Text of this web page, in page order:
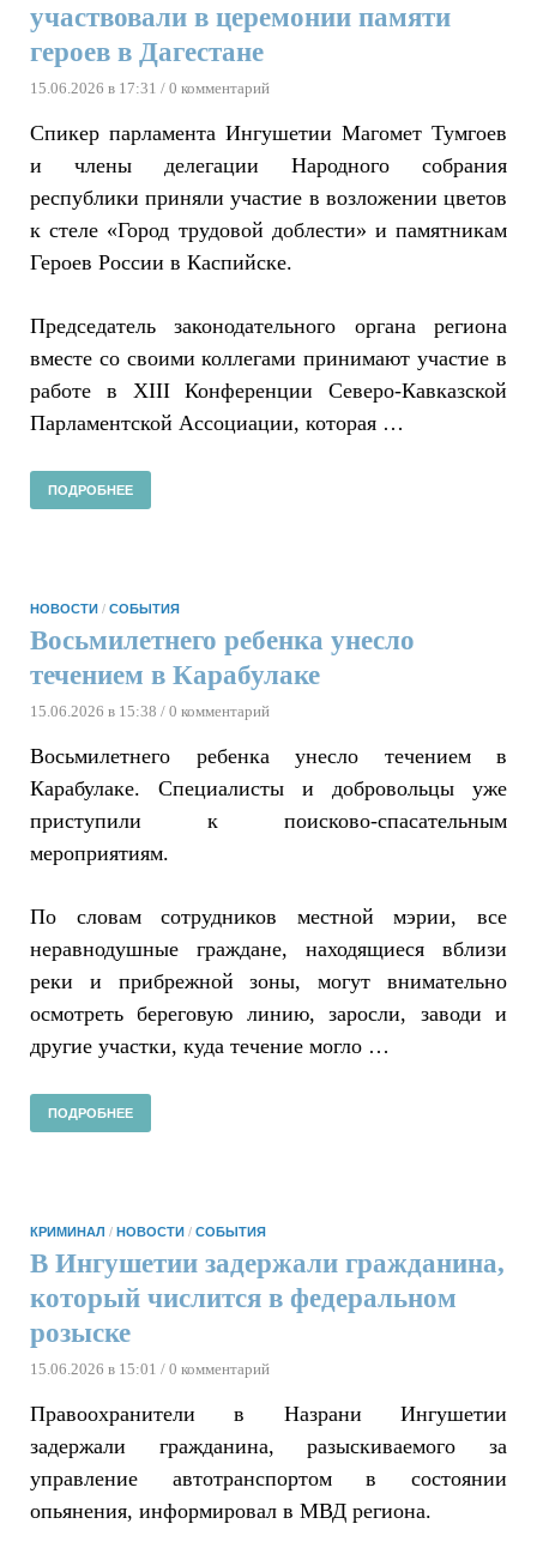
участвовали в церемонии памяти
героев в Дагестане
15.06.2026 в 17:31 / 0 комментарий
Спикер парламента Ингушетии Магомет Тумгоев
и члены делегации Народного собрания
республики приняли участие в возложении цветов
к стеле «Город трудовой доблести» и памятникам
Героев России в Каспийске.
Председатель законодательного органа региона
вместе со своими коллегами принимают участие в
работе в XIII Конференции Северо-Кавказской
Парламентской Ассоциации, которая …
ПОДРОБНЕЕ
НОВОСТИ / СОБЫТИЯ
Восьмилетнего ребенка унесло
течением в Карабулаке
15.06.2026 в 15:38 / 0 комментарий
Восьмилетнего ребенка унесло течением в
Карабулаке. Специалисты и добровольцы уже
приступили к поисково-спасательным
мероприятиям.
По словам сотрудников местной мэрии, все
неравнодушные граждане, находящиеся вблизи
реки и прибрежной зоны, могут внимательно
осмотреть береговую линию, заросли, заводи и
другие участки, куда течение могло …
ПОДРОБНЕЕ
КРИМИНАЛ / НОВОСТИ / СОБЫТИЯ
В Ингушетии задержали гражданина,
который числится в федеральном
розыске
15.06.2026 в 15:01 / 0 комментарий
Правоохранители в Назрани Ингушетии
задержали гражданина, разыскиваемого за
управление автотранспортом в состоянии
опьянения, информировал в МВД региона.